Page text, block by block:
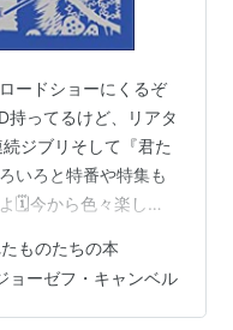
ードショーにくるぞ
持ってるけど、リアタ
ジブリそして『君た
いろと特番や特集も
🗓️今から色々楽し
ンク＠金曜ロードシ
日 というわけでま
「失われたものたち
ものたちの本
ョーゼフ・キャンベル